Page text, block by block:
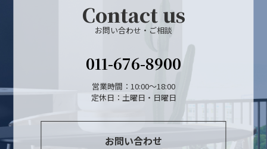
Contact us
お問い合わせ・ご相談
011-676-8900
営業時間：10:00～18:00
定休日：土曜日・日曜日
お問い合わせ